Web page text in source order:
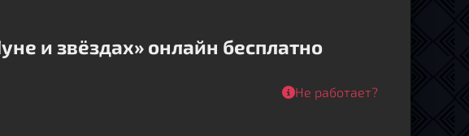
и звёздах» онлайн бесплатно
Не работает?